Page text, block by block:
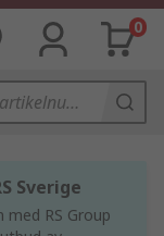
0
Sverige
RS Group